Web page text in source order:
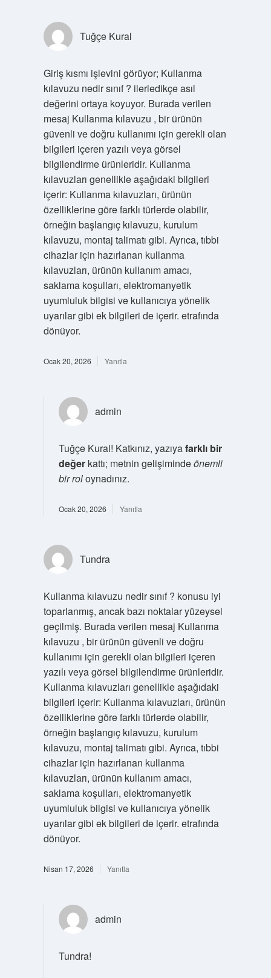
Tuğçe Kural
Giriş kısmı işlevini görüyor; Kullanma
kılavuzu nedir sınıf ? ilerledikçe asıl
değerini ortaya koyuyor. Burada verilen
mesaj Kullanma kılavuzu , bir ürünün
güvenli ve doğru kullanımı için gerekli olan
bilgileri içeren yazılı veya görsel
bilgilendirme ürünleridir. Kullanma
kılavuzları genellikle aşağıdaki bilgileri
içerir: Kullanma kılavuzları, ürünün
özelliklerine göre farklı türlerde olabilir,
örneğin başlangıç kılavuzu, kurulum
kılavuzu, montaj talimatı gibi. Ayrıca, tıbbi
cihazlar için hazırlanan kullanma
kılavuzları, ürünün kullanım amacı,
saklama koşulları, elektromanyetik
uyumluluk bilgisi ve kullanıcıya yönelik
uyarılar gibi ek bilgileri de içerir. etrafında
dönüyor.
Ocak 20, 2026 Yanıtla
admin
Tuğçe Kural! Katkınız, yazıyafarklı bir
değerkattı; metnin gelişimindeönemli
bir roloynadınız.
Ocak 20, 2026 Yanıtla
Tundra
Kullanma kılavuzu nedir sınıf ? konusu iyi
toparlanmış, ancak bazı noktalar yüzeysel
geçilmiş. Burada verilen mesaj Kullanma
kılavuzu , bir ürünün güvenli ve doğru
kullanımı için gerekli olan bilgileri içeren
yazılı veya görsel bilgilendirme ürünleridir.
Kullanma kılavuzları genellikle aşağıdaki
bilgileri içerir: Kullanma kılavuzları, ürünün
özelliklerine göre farklı türlerde olabilir,
örneğin başlangıç kılavuzu, kurulum
kılavuzu, montaj talimatı gibi. Ayrıca, tıbbi
cihazlar için hazırlanan kullanma
kılavuzları, ürünün kullanım amacı,
saklama koşulları, elektromanyetik
uyumluluk bilgisi ve kullanıcıya yönelik
uyarılar gibi ek bilgileri de içerir. etrafında
dönüyor.
Nisan 17, 2026 Yanıtla
admin
Tundra!